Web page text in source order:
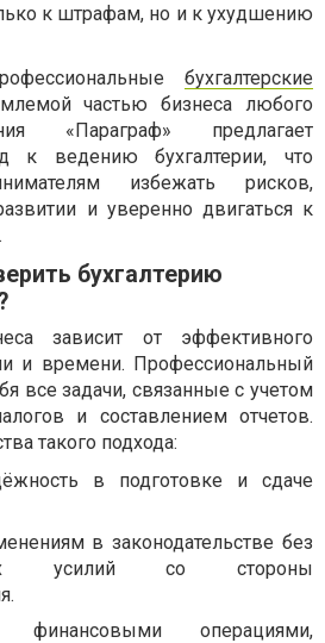
к штрафам, но и к ухудшению
бухгалтерские
частью бизнеса любого
«Параграф» предлагает
к ведению бухгалтерии, что
избежать рисков,
и уверенно двигаться к
бухгалтерию
зависит от эффективного
и времени. Профессиональный
все задачи, связанные с учетом
и составлением отчетов.
такого подхода:
в подготовке и сдаче
в законодательстве без
усилий со стороны
операциями,